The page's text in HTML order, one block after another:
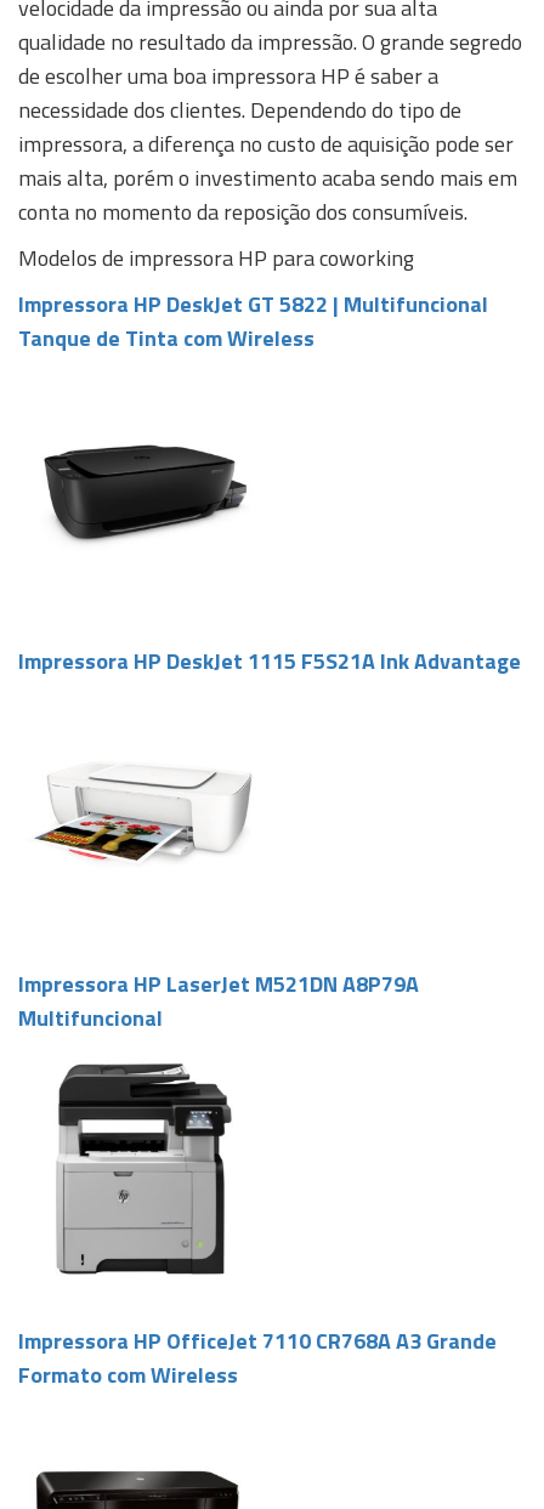
velocidade da impressão ou ainda por sua alta
qualidade no resultado da impressão. O grande segredo
de escolher uma boa impressora HP é saber a
necessidade dos clientes. Dependendo do tipo de
impressora, a diferença no custo de aquisição pode ser
mais alta, porém o investimento acaba sendo mais em
conta no momento da reposição dos consumíveis.
Modelos de impressora HP para coworking
Impressora HP DeskJet GT 5822 | Multifuncional
Tanque de Tinta com Wireless
Impressora HP DeskJet 1115 F5S21A Ink Advantage
Impressora HP LaserJet M521DN A8P79A
Multifuncional
Impressora HP OfficeJet 7110 CR768A A3 Grande
Formato com Wireless